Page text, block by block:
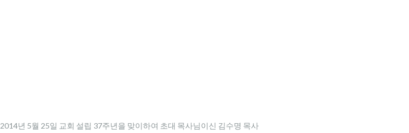
2014년 5월 25일 교회 설립 37주년을 맞이하여 초대 목사님이신 김수명 목사